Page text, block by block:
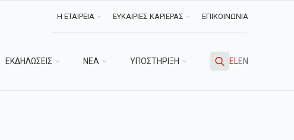
Η ΕΤΑΙΡΕΙΑ ΕΥΚΑΙΡΙΕΣ ΚΑΡΙΕΡΑΣ ΕΠΙΚΟΙΝΩΝΙΑ
ΕΚΔΗΛΩΣΕΙΣ ΝΕΑ ΥΠΟΣΤΗΡΙΞΗ ELEN